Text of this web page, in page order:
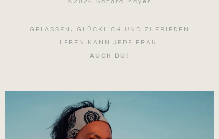
© 2026 Sandra Mayer
GELASSEN, GLÜCKLICH UND ZUFRIEDEN
LEBEN KANN JEDE FRAU.
AUCH DU!